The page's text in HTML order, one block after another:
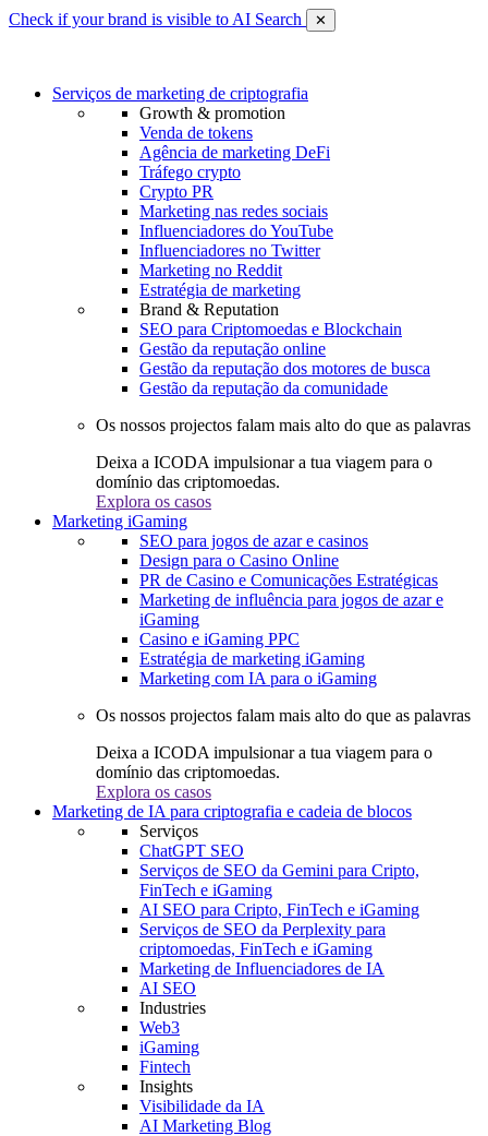
Check if your brand is visible to AI Search ✕
Serviços de marketing de criptografia
Growth & promotion
Venda de tokens
Agência de marketing DeFi
Tráfego crypto
Crypto PR
Marketing nas redes sociais
Influenciadores do YouTube
Influenciadores no Twitter
Marketing no Reddit
Estratégia de marketing
Brand & Reputation
SEO para Criptomoedas e Blockchain
Gestão da reputação online
Gestão da reputação dos motores de busca
Gestão da reputação da comunidade
Os nossos projectos falam mais alto do que as palavras
Deixa a ICODA impulsionar a tua viagem para o
domínio das criptomoedas.
Explora os casos
Marketing iGaming
SEO para jogos de azar e casinos
Design para o Casino Online
PR de Casino e Comunicações Estratégicas
Marketing de influência para jogos de azar e
iGaming
Casino e iGaming PPC
Estratégia de marketing iGaming
Marketing com IA para o iGaming
Os nossos projectos falam mais alto do que as palavras
Deixa a ICODA impulsionar a tua viagem para o
domínio das criptomoedas.
Explora os casos
Marketing de IA para criptografia e cadeia de blocos
Serviços
ChatGPT SEO
Serviços de SEO da Gemini para Cripto,
FinTech e iGaming
AI SEO para Cripto, FinTech e iGaming
Serviços de SEO da Perplexity para
criptomoedas, FinTech e iGaming
Marketing de Influenciadores de IA
AI SEO
Industries
Web3
iGaming
Fintech
Insights
Visibilidade da IA
AI Marketing Blog